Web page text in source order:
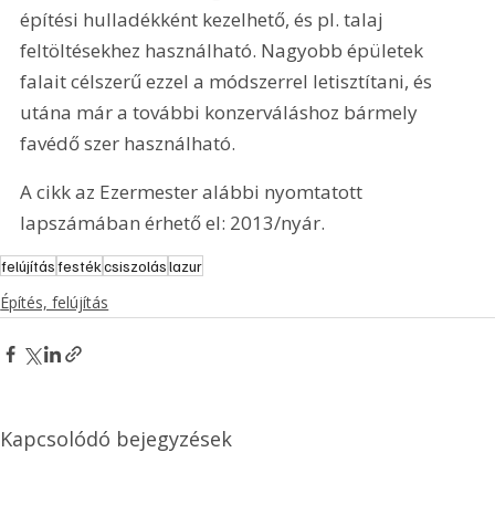
építési hulladékként kezelhető, és pl. talaj
feltöltésekhez használható. Nagyobb épületek
falait célszerű ezzel a módszerrel letisztítani, és
utána már a további konzerváláshoz bármely
favédő szer használható.
A cikk az Ezermester alábbi nyomtatott
lapszámában érhető el: 2013/nyár.
felújításfestékcsiszoláslazur
Építés, felújítás
Kapcsolódó bejegyzések